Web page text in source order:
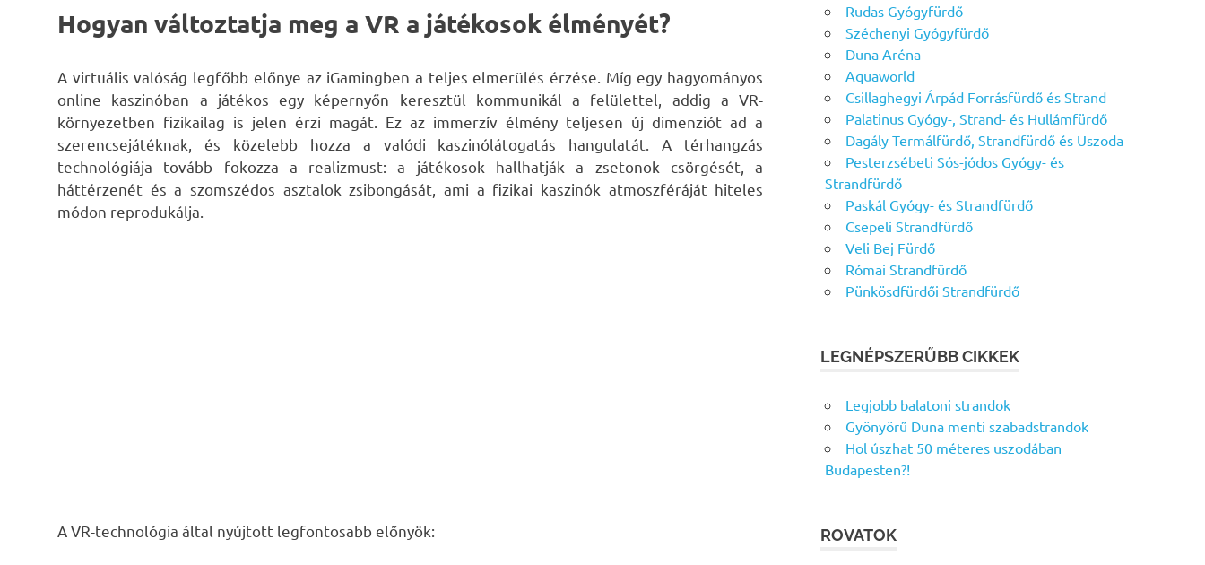
Hogyan változtatja meg a VR a játékosok élményét?
A virtuális valóság legfőbb előnye az iGamingben a teljes elmerülés érzése. Míg egy hagyományos
online kaszinóban a játékos egy képernyőn keresztül kommunikál a felülettel, addig a VR-
környezetben fizikailag is jelen érzi magát. Ez az immerzív élmény teljesen új dimenziót ad a
szerencsejátéknak, és közelebb hozza a valódi kaszinólátogatás hangulatát. A térhangzás
technológiája tovább fokozza a realizmust: a játékosok hallhatják a zsetonok csörgését, a
háttérzenét és a szomszédos asztalok zsibongását, ami a fizikai kaszinók atmoszféráját hiteles
módon reprodukálja.
A VR-technológia által nyújtott legfontosabb előnyök:
Rudas Gyógyfürdő
Széchenyi Gyógyfürdő
Duna Aréna
Aquaworld
Csillaghegyi Árpád Forrásfürdő és Strand
Palatinus Gyógy-, Strand- és Hullámfürdő
Dagály Termálfürdő, Strandfürdő és Uszoda
Pesterzsébeti Sós-jódos Gyógy- és
Strandfürdő
Paskál Gyógy- és Strandfürdő
Csepeli Strandfürdő
Veli Bej Fürdő
Római Strandfürdő
Pünkösdfürdői Strandfürdő
LEGNÉPSZERŰBB CIKKEK
Legjobb balatoni strandok
Gyönyörű Duna menti szabadstrandok
Hol úszhat 50 méteres uszodában
Budapesten?!
ROVATOK